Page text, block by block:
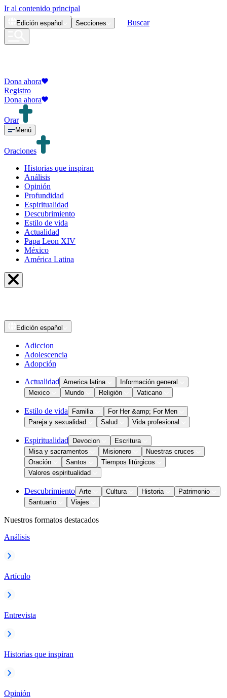
Ir al contenido principal
Edición español Secciones Buscar
Dona ahora
Registro
Dona ahora
Orar
Menú
Oraciones
Historias que inspiran
Análisis
Opinión
Profundidad
Espiritualidad
Descubrimiento
Estilo de vida
Actualidad
Papa Leon XIV
México
América Latina
Edición español
Adiccion
Adolescencia
Adopción
Actualidad America latina
Información general
Mexico
Mundo Religión Vaticano
Estilo de vida Familia
For Her &amp; For Men
Pareja y sexualidad
Salud Vida profesional
Espiritualidad Devocion
Escritura
Misa y sacramentos
Misionero
Nuestras cruces
Oración
Santos
Tiempos litúrgicos
Valores espiritualidad
Descubrimiento Arte Cultura Historia
Patrimonio
Santuario
Viajes
Nuestros formatos destacados
Análisis
Artículo
Entrevista
Historias que inspiran
Opinión